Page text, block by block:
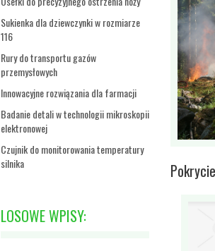
Sukienka dla dziewczynki w rozmiarze
116
Rury do transportu gazów
przemysłowych
Innowacyjne rozwiązania dla farmacji
Badanie detali w technologii mikroskopii
elektronowej
Czujnik do monitorowania temperatury
silnika
LOSOWE WPISY: